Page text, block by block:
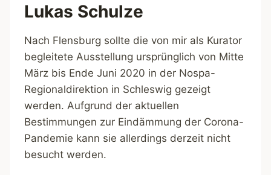
Lukas Schulze
Nach Flensburg sollte die von mir als Kurator
begleitete Ausstellung ursprünglich von Mitte
März bis Ende Juni 2020 in der Nospa-
Regionaldirektion in Schleswig gezeigt
werden. Aufgrund der aktuellen
Bestimmungen zur Eindämmung der Corona-
Pandemie kann sie allerdings derzeit nicht
besucht werden.